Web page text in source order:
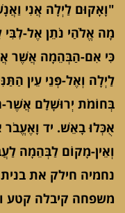
"וָאָקוּם לַיְלָה אֲנִי
מָה אֱלֹהַי נֹתֵן אֶל-לִבִּי
כִּי אִם-הַבְּהֵמָה אֲשֶׁר
לַיְלָה וְאֶל-פְּנֵי עֵין
בְּחוֹמֹת יְרוּשָׁלִַם אֲשֶׁר-
אֻכְּלוּ בָאֵשׁ. יד
וְאֵין-מָקוֹם לַבְּהֵמָה
נחמיה חילק את
משפחה קיבלה קטע